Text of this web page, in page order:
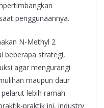
penggunaannya.
N-Methyl 2
beberapa strategi,
agar mengurangi
maupun daur
lebih ramah
praktik ini, industry